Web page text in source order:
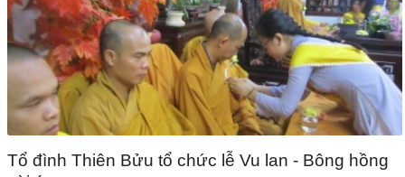
Tổ đình Thiên Bửu tổ chức lễ Vu lan - Bông hồng